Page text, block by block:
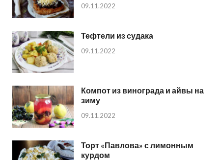
09.11.2022
Тефтели из судака
09.11.2022
Компот из винограда и айвы на
зиму
09.11.2022
Торт «Павлова» с лимонным
курдом